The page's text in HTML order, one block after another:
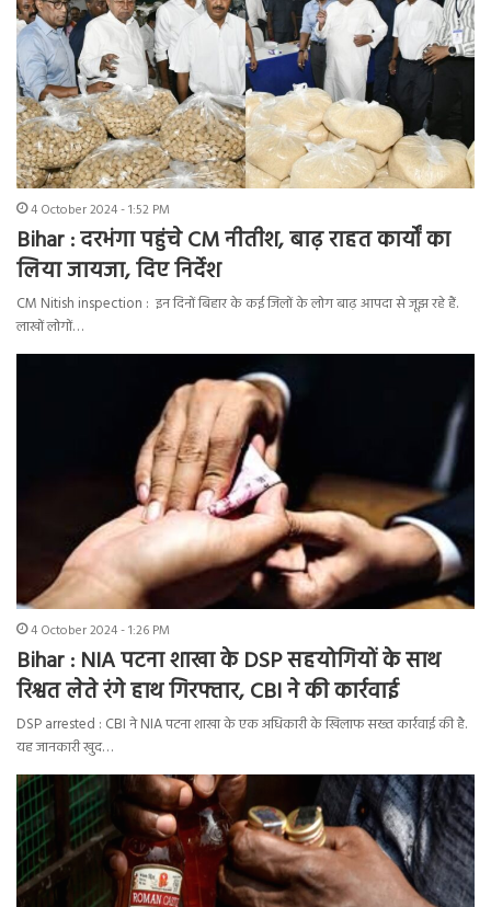
4 October 2024 - 1:52 PM
Bihar : दरभंगा पहुंचे CM नीतीश, बाढ़ राहत कार्यों का
लिया जायजा, दिए निर्देश
CM Nitish inspection : इन दिनों बिहार के कई जिलों के लोग बाढ़ आपदा से जूझ रहे हैं.
लाखों लोगों…
4 October 2024 - 1:26 PM
Bihar : NIA पटना शाखा के DSP सहयोगियों के साथ
रिश्वत लेते रंगे हाथ गिरफ्तार, CBI ने की कार्रवाई
DSP arrested : CBI ने NIA पटना शाखा के एक अधिकारी के खिलाफ सख्त कार्रवाई की है.
यह जानकारी खुद…